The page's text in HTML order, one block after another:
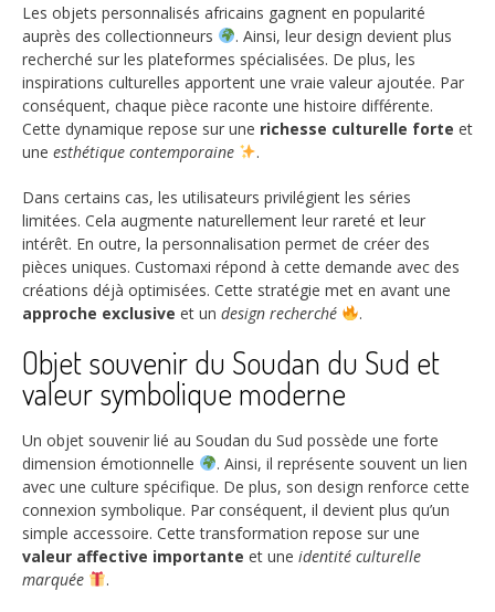
Les objets personnalisés africains gagnent en popularité
auprès des collectionneurs
. Ainsi, leur design devient plus
recherché sur les plateformes spécialisées. De plus, les
inspirations culturelles apportent une vraie valeur ajoutée. Par
conséquent, chaque pièce raconte une histoire différente.
Cette dynamique repose sur une richesse culturelle forte et
une esthétique contemporaine .
Dans certains cas, les utilisateurs privilégient les séries
limitées. Cela augmente naturellement leur rareté et leur
intérêt. En outre, la personnalisation permet de créer des
pièces uniques. Customaxi répond à cette demande avec des
créations déjà optimisées. Cette stratégie met en avant une
approche exclusive et un design recherché .
Objet souvenir du Soudan du Sud et
valeur symbolique moderne
Un objet souvenir lié au Soudan du Sud possède une forte
dimension émotionnelle
. Ainsi, il représente souvent un lien
avec une culture spécifique. De plus, son design renforce cette
connexion symbolique. Par conséquent, il devient plus qu’un
simple accessoire. Cette transformation repose sur une
valeur affective importante et une identité culturelle
marquée
.